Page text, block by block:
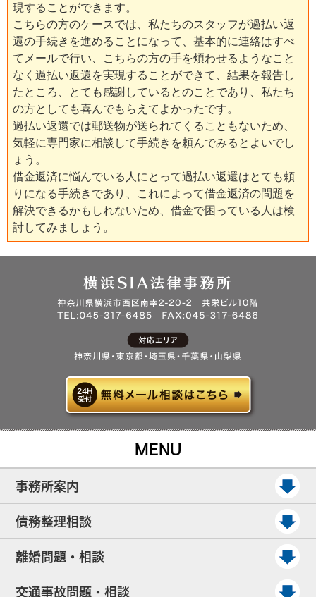
現することができます。
こちらの方のケースでは、私たちのスタッフが過払い返
還の手続きを進めることになって、基本的に連絡はすべ
てメールで行い、こちらの方の手を煩わせるようなこと
なく過払い返還を実現することができて、結果を報告し
たところ、とても感謝しているとのことであり、私たち
の方としても喜んでもらえてよかったです。
過払い返還では郵送物が送られてくることもないため、
気軽に専門家に相談して手続きを頼んでみるとよいでし
ょう。
借金返済に悩んでいる人にとって過払い返還はとても頼
りになる手続きであり、これによって借金返済の問題を
解決できるかもしれないため、借金で困っている人は検
討してみましょう。
MENU
事務所案内
債務整理相談
離婚問題・相談
交通事故問題・相談